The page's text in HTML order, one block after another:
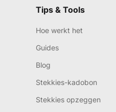
Tips & Tools
Hoe werkt het
Guides
Blog
Stekkies-kadobon
Stekkies opzeggen